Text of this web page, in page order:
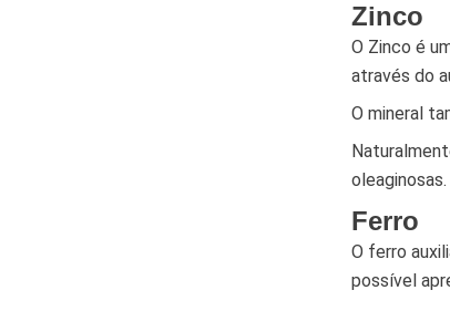
Zinco
O Zinco é
através do
O mineral
oleaginosas.
Ferro
O ferro
possível